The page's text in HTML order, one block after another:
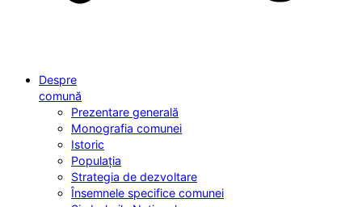
Despre
comună
Prezentare generală
Monografia comunei
Istoric
Populația
Strategia de dezvoltare
Însemnele specifice comunei